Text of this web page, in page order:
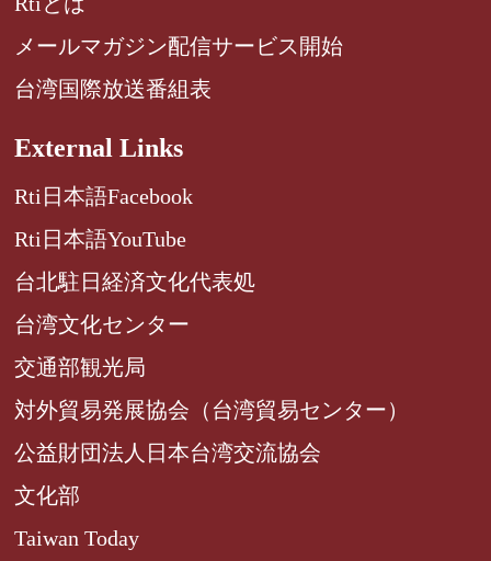
メールマガジン配信サービス開始
台湾国際放送番組表
External Links
Rti日本語Facebook
Rti日本語YouTube
台北駐日経済文化代表処
台湾文化センター
交通部観光局
対外貿易発展協会（台湾貿易センター）
公益財団法人日本台湾交流協会
文化部
Taiwan Today